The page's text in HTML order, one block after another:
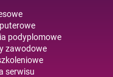
podyplomowe
zawodowe
serwisu